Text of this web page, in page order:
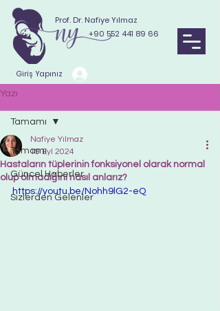
Prof. Dr. Nafiye Yılmaz
+90 552 441 89 66
Giriş Yapınız
Yazı
Tamamı
Güncel Haberler
Sizlerden Gelenler
Tamamı
Hastaların tüplerinin fonksiyonel olarak normal
olup olmadığını nasıl anlarız?
Nafiye Yılmaz
19 Eyl 2024
https://youtu.be/Nohh9lG2-eQ